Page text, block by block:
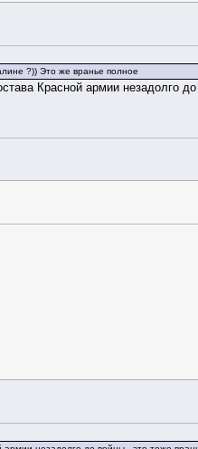
?)) Это же вранье полное
Красной армии незадолго